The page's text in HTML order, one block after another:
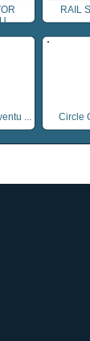
...
RAIL
... Circle